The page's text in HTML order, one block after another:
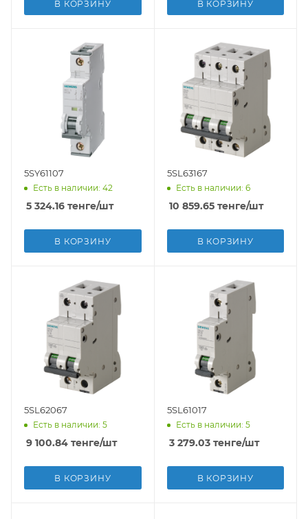
В КОРЗИНУ В КОРЗИНУ
5SY61107
Есть в наличии: 42
5 324.16 тенге/шт
В КОРЗИНУ
5SL63167
Есть в наличии: 6
10 859.65тенге/шт
В КОРЗИНУ
5SL62067
Есть в наличии: 5
9 100.84 тенге/шт
В КОРЗИНУ
5SL61017
Есть в наличии: 5
3 279.03тенге/шт
В КОРЗИНУ